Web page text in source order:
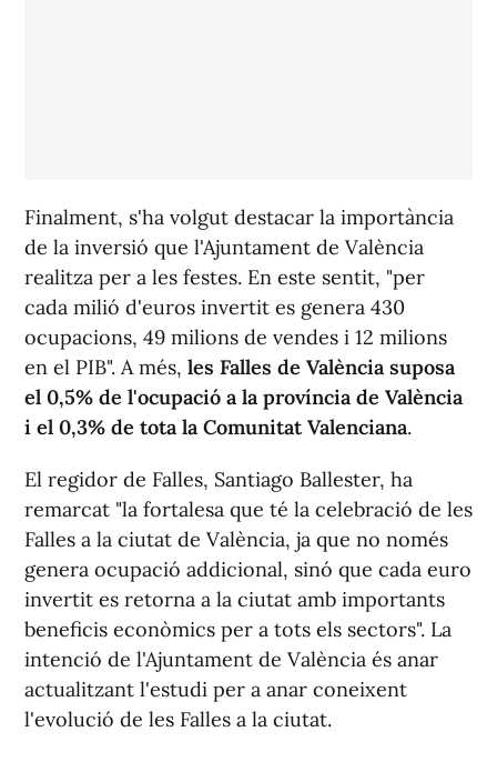
Finalment, s'ha volgut destacar la importància
de la inversió que l'Ajuntament de València
realitza per a les festes. En este sentit, "per
cada milió d'euros invertit es genera 430
ocupacions, 49 milions de vendes i 12 milions
en el PIB". A més, les Falles de València suposa
el 0,5% de l'ocupació a la província de València
i el 0,3% de tota la Comunitat Valenciana.
El regidor de Falles, Santiago Ballester, ha
remarcat "la fortalesa que té la celebració de les
Falles a la ciutat de València, ja que no només
genera ocupació addicional, sinó que cada euro
invertit es retorna a la ciutat amb importants
beneficis econòmics per a tots els sectors". La
intenció de l'Ajuntament de València és anar
actualitzant l'estudi per a anar coneixent
l'evolució de les Falles a la ciutat.